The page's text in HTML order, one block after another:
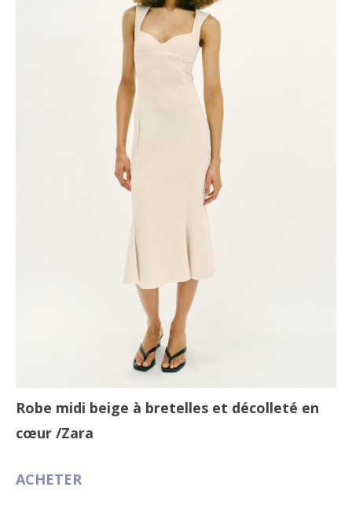
Robe midi beige à bretelles et décolleté en
cœur /Zara
ACHETER